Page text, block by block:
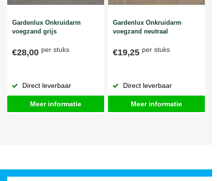
Gardenlux Onkruidarm
voegzand grijs
€28,00 per stuks
Direct leverbaar
Meer informatie
Gardenlux Onkruidarm
voegzand neutraal
€19,25 per stuks
Direct leverbaar
Meer informatie